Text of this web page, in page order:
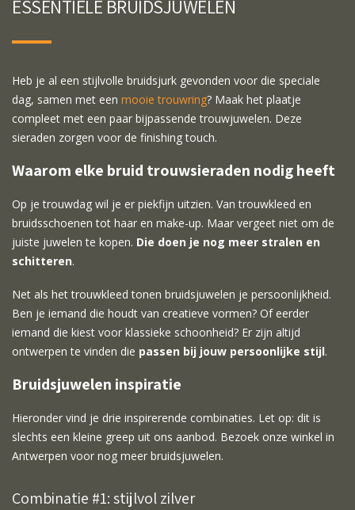
ESSENTIËLE BRUIDSJUWELEN
Heb je al een stijlvolle bruidsjurk gevonden voor die speciale
dag, samen met een mooie trouwring? Maak het plaatje
compleet met een paar bijpassende trouwjuwelen. Deze
sieraden zorgen voor de finishing touch.
Waarom elke bruid trouwsieraden nodig heeft
Op je trouwdag wil je er piekfijn uitzien. Van trouwkleed en
bruidsschoenen tot haar en make-up. Maar vergeet niet om de
juiste juwelen te kopen. Die doen je nog meer stralen en
schitteren.
Net als het trouwkleed tonen bruidsjuwelen je persoonlijkheid.
Ben je iemand die houdt van creatieve vormen? Of eerder
iemand die kiest voor klassieke schoonheid? Er zijn altijd
ontwerpen te vinden die passen bij jouw persoonlijke stijl.
Bruidsjuwelen inspiratie
Hieronder vind je drie inspirerende combinaties. Let op: dit is
slechts een kleine greep uit ons aanbod. Bezoek onze winkel in
Antwerpen voor nog meer bruidsjuwelen.
Combinatie #1: stijlvol zilver